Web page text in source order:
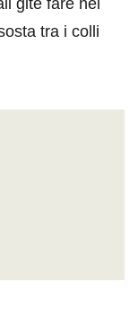
gite fare nei
tra i colli